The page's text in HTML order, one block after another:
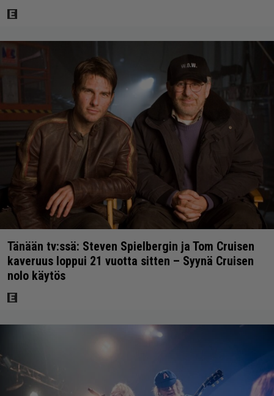
Tänään tv:ssä: Steven Spielbergin ja Tom Cruisen
kaveruus loppui 21 vuotta sitten – Syynä Cruisen
nolo käytös